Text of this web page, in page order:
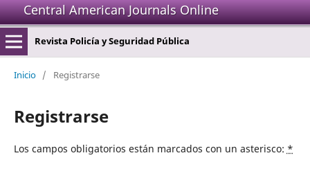
Central American Journals Online
Revista Policía y Seguridad Pública
Inicio / Registrarse
Registrarse
Los campos obligatorios están marcados con un asterisco: *